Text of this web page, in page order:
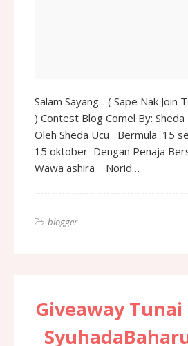
Salam Sayang... ( Sape Nak Join
) Contest Blog Comel By:
Oleh Sheda Ucu Bermula 15
15 oktober Dengan Penaja
Wawa ashira Norid…
blogger
Giveaway Tunai